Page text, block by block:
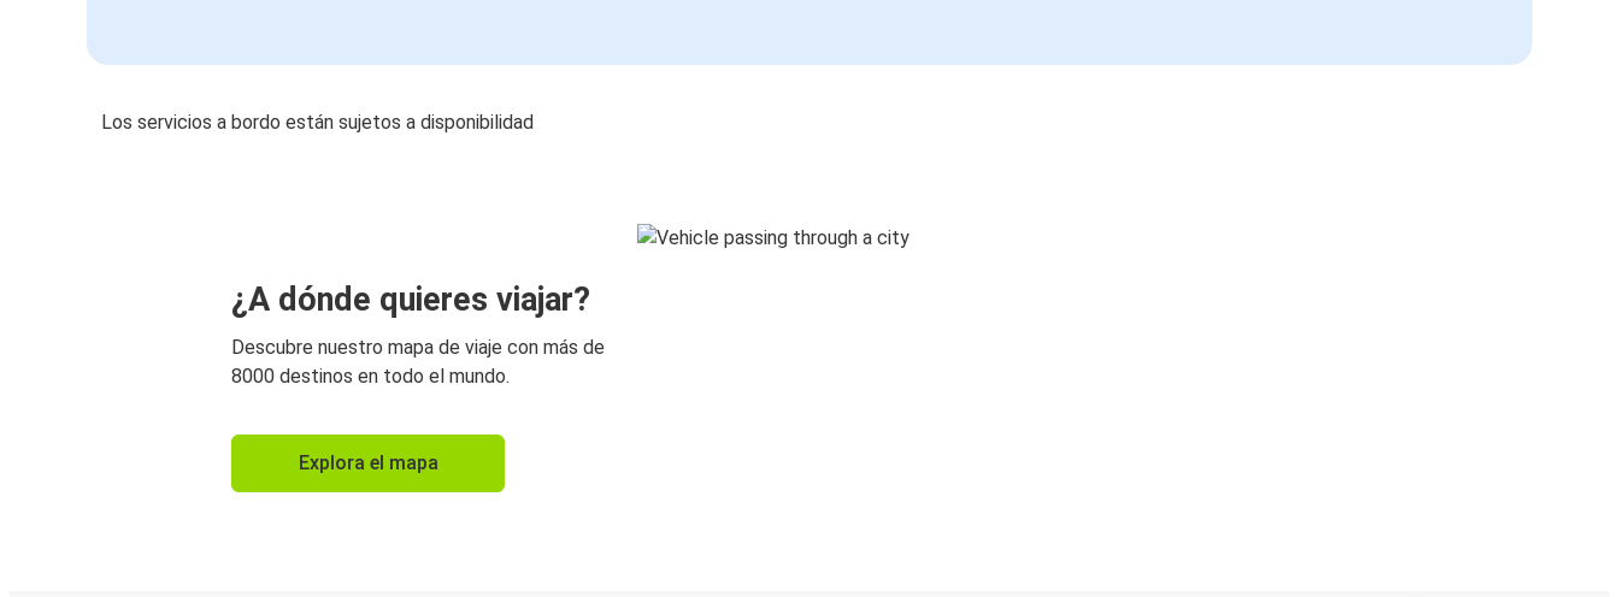
Los servicios a bordo están sujetos a disponibilidad
¿A dónde quieres viajar?
Descubre nuestro mapa de viaje con más de
8000 destinos en todo el mundo.
Explora el mapa